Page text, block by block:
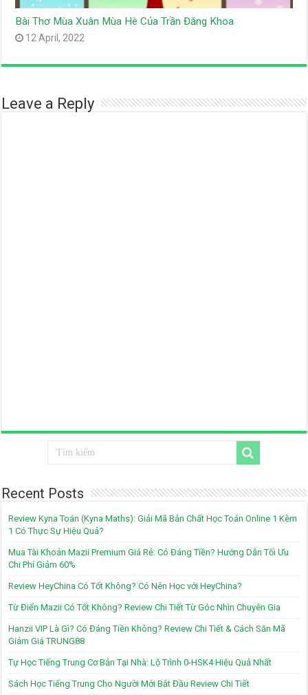
Bài Thơ Mùa Xuân Mùa Hè Của Trần Đăng Khoa
12 April, 2022
Leave a Reply
Recent Posts
Review Kyna Toán (Kyna Maths): Giải Mã Bản Chất Học Toán Online 1 Kèm
1 Có Thực Sự Hiệu Quả?
Mua Tài Khoản Mazii Premium Giá Rẻ: Có Đáng Tiền? Hướng Dẫn Tối Ưu
Chi Phí Giảm 60%
Review HeyChina Có Tốt Không? Có Nên Học với HeyChina?
Từ Điển Mazii Có Tốt Không? Review Chi Tiết Từ Góc Nhìn Chuyên Gia
Hanzii VIP Là Gì? Có Đáng Tiền Không? Review Chi Tiết & Cách Săn Mã
Giảm Giá TRUNG88
Tự Học Tiếng Trung Cơ Bản Tại Nhà: Lộ Trình 0-HSK4 Hiệu Quả Nhất
Sách Học Tiếng Trung Cho Người Mới Bắt Đầu Review Chi Tiết